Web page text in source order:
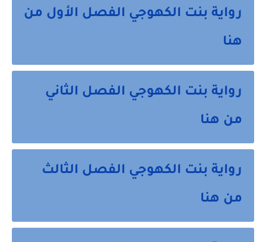
رواية بنت الكهوجي الفصل الأول من
هنا
رواية بنت الكهوجي الفصل الثاني
من هنا
رواية بنت الكهوجي الفصل الثالث
من هنا